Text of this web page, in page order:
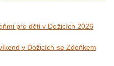
pro děti v Dožicích 2026
v Dožicích se Zdeňkem